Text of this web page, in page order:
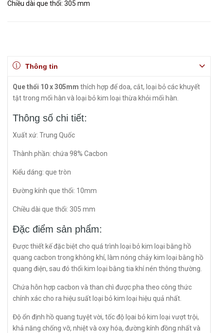
Chiều dài que thổi: 305 mm
Thông tin
Que thổi 10 x 305mm thích hợp để doa, cắt, loại bỏ các khuyết
tật trong mối hàn và loại bỏ kim loại thừa khỏi mối hàn.
Thông số chi tiết:
Xuất xứ: Trung Quốc
Thành phần: chứa 98% Cacbon
Kiểu dáng: que tròn
Đường kính que thổi: 10mm
Chiều dài que thổi: 305 mm
Đặc điểm sản phẩm:
Được thiết kế đặc biệt cho quá trình loại bỏ kim loại bằng hồ
quang cacbon trong không khí, làm nóng chảy kim loại bằng hồ
quang điện, sau đó thổi kim loại bằng tia khí nén thông thường.
Chứa hỗn hợp cacbon và than chì được pha theo công thức
chính xác cho ra hiệu suất loại bỏ kim loại hiệu quả nhất.
Độ ổn định hồ quang tuyệt vời, tốc độ lọai bỏ kim loại vượt trội,
khả năng chống vỡ, nhiệt và oxy hóa, đường kính đồng nhất và